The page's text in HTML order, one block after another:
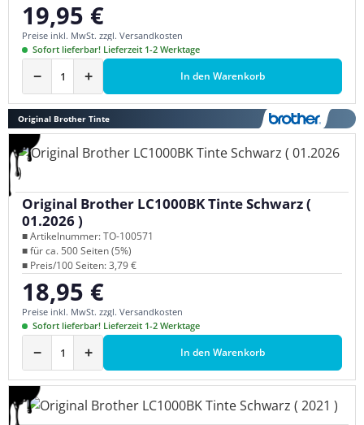
Regulärer Preis:
19,95 €
Preise inkl. MwSt. zzgl. Versandkosten
Sofort lieferbar! Lieferzeit 1-2 Werktage
− + In den Warenkorb
Original Brother Tinte
Original Brother LC1000BK Tinte Schwarz (
01.2026 )
■ Artikelnummer: TO-100571
■ für ca. 500 Seiten (5%)
■ Preis/100 Seiten: 3,79 €
Regulärer Preis:
18,95 €
Preise inkl. MwSt. zzgl. Versandkosten
Sofort lieferbar! Lieferzeit 1-2 Werktage
− + In den Warenkorb